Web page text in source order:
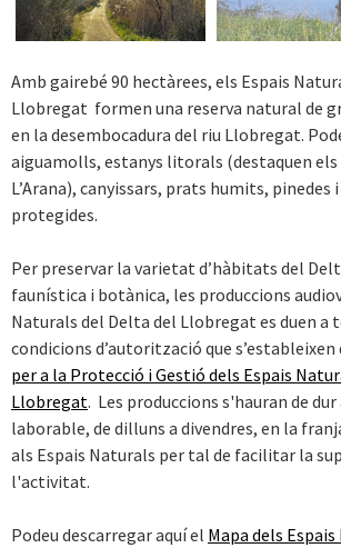
Amb gairebé 90 hectàrees, els Espais
Llobregat formen una reserva natural de
en la desembocadura del riu Llobregat.
aiguamolls, estanys litorals (destaquen els
L’Arana), canyissars, prats humits, pinedes
protegides.
Per preservar la varietat d’hàbitats del
faunística i botànica, les produccions
Naturals del Delta del Llobregat es duen a
condicions d’autorització que s’estableixen
per a la Protecció i Gestió dels Espais
Llobregat. Les produccions s'hauran de
laborable, de dilluns a divendres, en la
als Espais Naturals per tal de facilitar la
l'activitat.
Podeu descarregar aquí el Mapa dels